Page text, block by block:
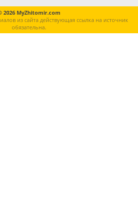
2026 MyZhitomir.com
из сайта действующая ссылка на источник
обязательна.